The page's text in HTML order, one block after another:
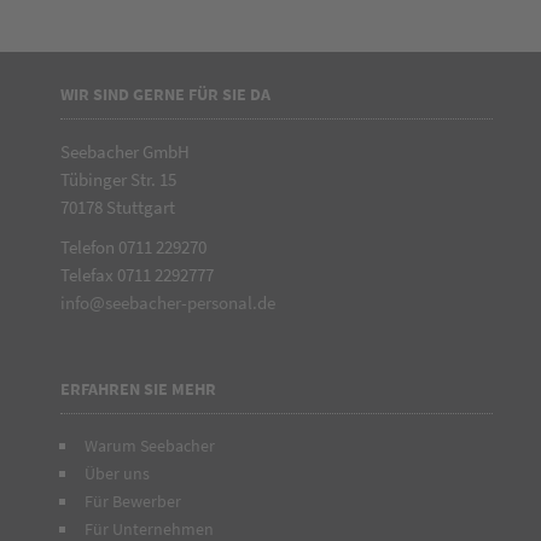
WIR SIND GERNE FÜR SIE DA
Seebacher GmbH
Tübinger Str. 15
70178 Stuttgart
Telefon 0711 229270
Telefax 0711 2292777
info@seebacher-personal.de
ERFAHREN SIE MEHR
Warum Seebacher
Über uns
Für Bewerber
Für Unternehmen